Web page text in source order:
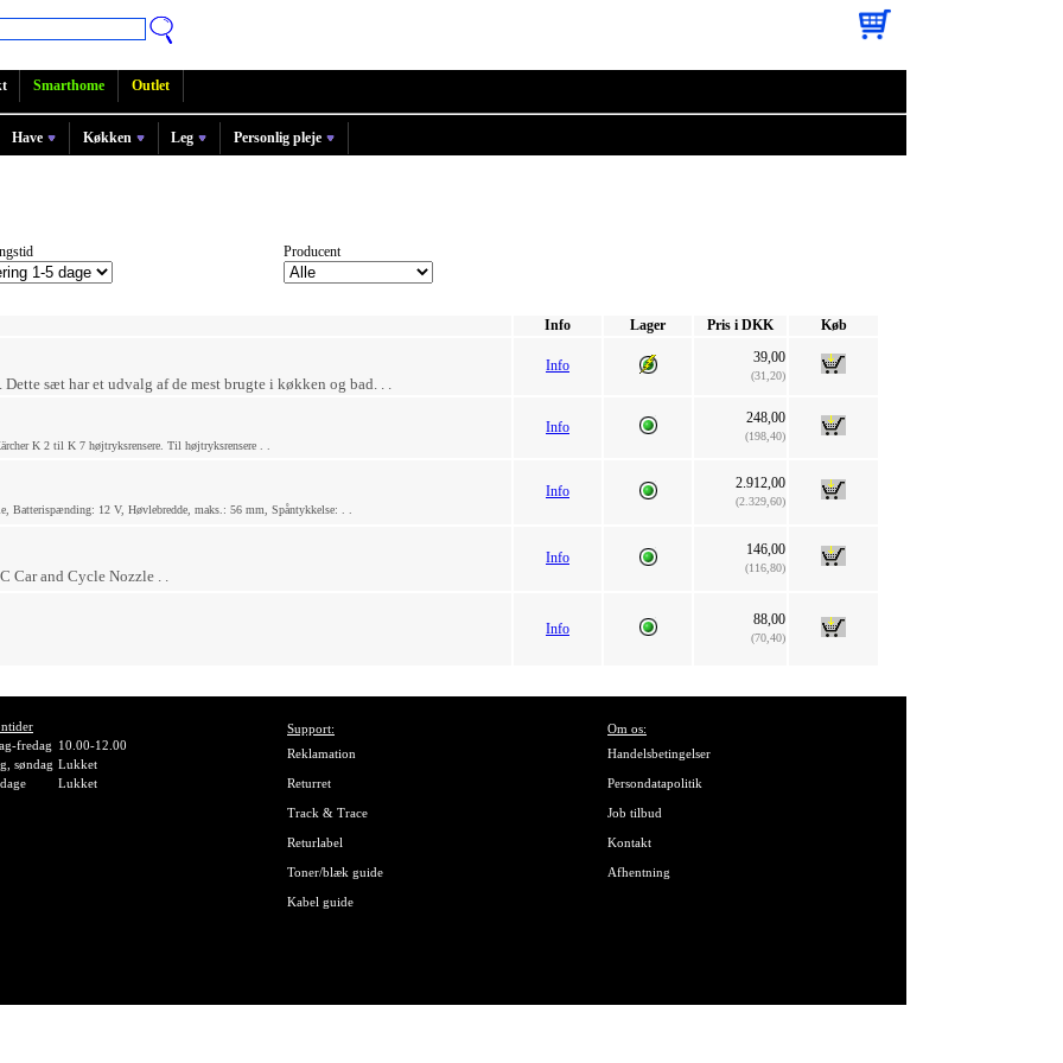
Smarthome Outlet
Have Køkken Leg Personlig pleje
Producent
Info Lager Pris i DKK Køb
sæt har et udvalg af de mest brugte i køkken og bad. . .
Info 39,00
(31,20)
K 2 til K 7 højtryksrensere. Til højtryksrensere . .
Info
248,00
(198,40)
Batterispænding: 12 V, Høvlebredde, maks.: 56 mm, Spåntykkelse: . .
Info 2.912,00
(2.329,60)
Car and Cycle Nozzle . .
Info 146,00
(116,80)
Info
88,00
(70,40)
fredag 10.00-12.00
søndag Lukket
Lukket
Support:
Reklamation
Returret
Track & Trace
Returlabel
Toner/blæk guide
Kabel guide
Om os:
Handelsbetingelser
Persondatapolitik
Job tilbud
Kontakt
Afhentning